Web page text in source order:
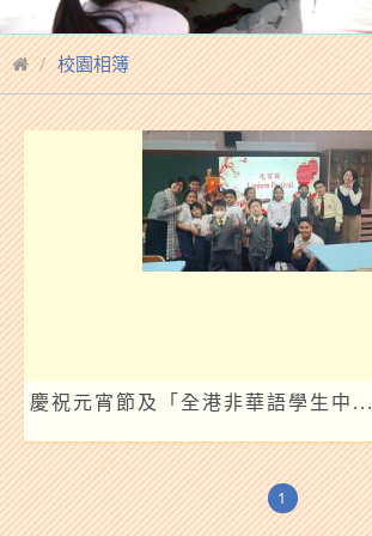
校園相簿
慶祝元宵節及「全港非華語學生中...
1